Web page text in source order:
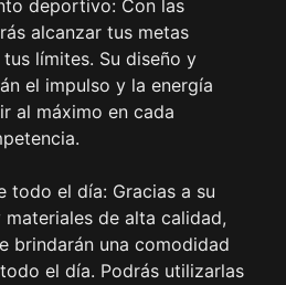
deportivo: Con las
alcanzar tus metas
límites. Su diseño y
el impulso y la energía
al máximo en cada
todo el día: Gracias a su
de alta calidad,
brindarán una comodidad
el día. Podrás utilizarlas